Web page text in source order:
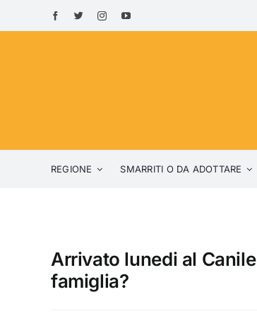
to
REGIONE SMARRITI O DA ADOTTARE
Arrivato lunedi al
famiglia?